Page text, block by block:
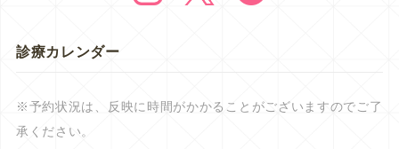
診療カレンダー
※予約状況は、反映に時間がかかることがございますのでご了
承ください。